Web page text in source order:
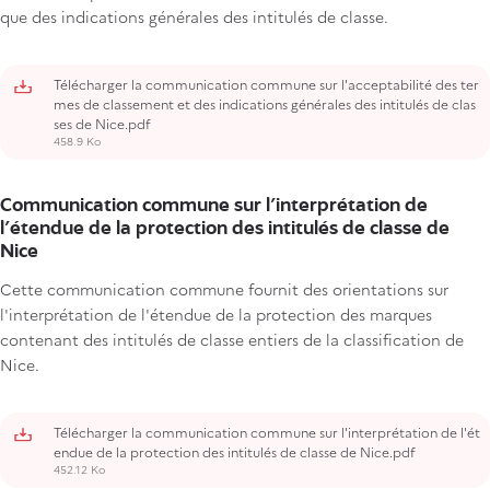
que des indications générales des intitulés de classe.
Télécharger la communication commune sur l'acceptabilité des ter
mes de classement et des indications générales des intitulés de clas
ses de Nice.pdf
458.9 Ko
Communication commune sur l'interprétation de
l'étendue de la protection des intitulés de classe de
Nice
Cette communication commune fournit des orientations sur
l'interprétation de l'étendue de la protection des marques
contenant des intitulés de classe entiers de la classification de
Nice.
Télécharger la communication commune sur l'interprétation de l'ét
endue de la protection des intitulés de classe de Nice.pdf
452.12 Ko